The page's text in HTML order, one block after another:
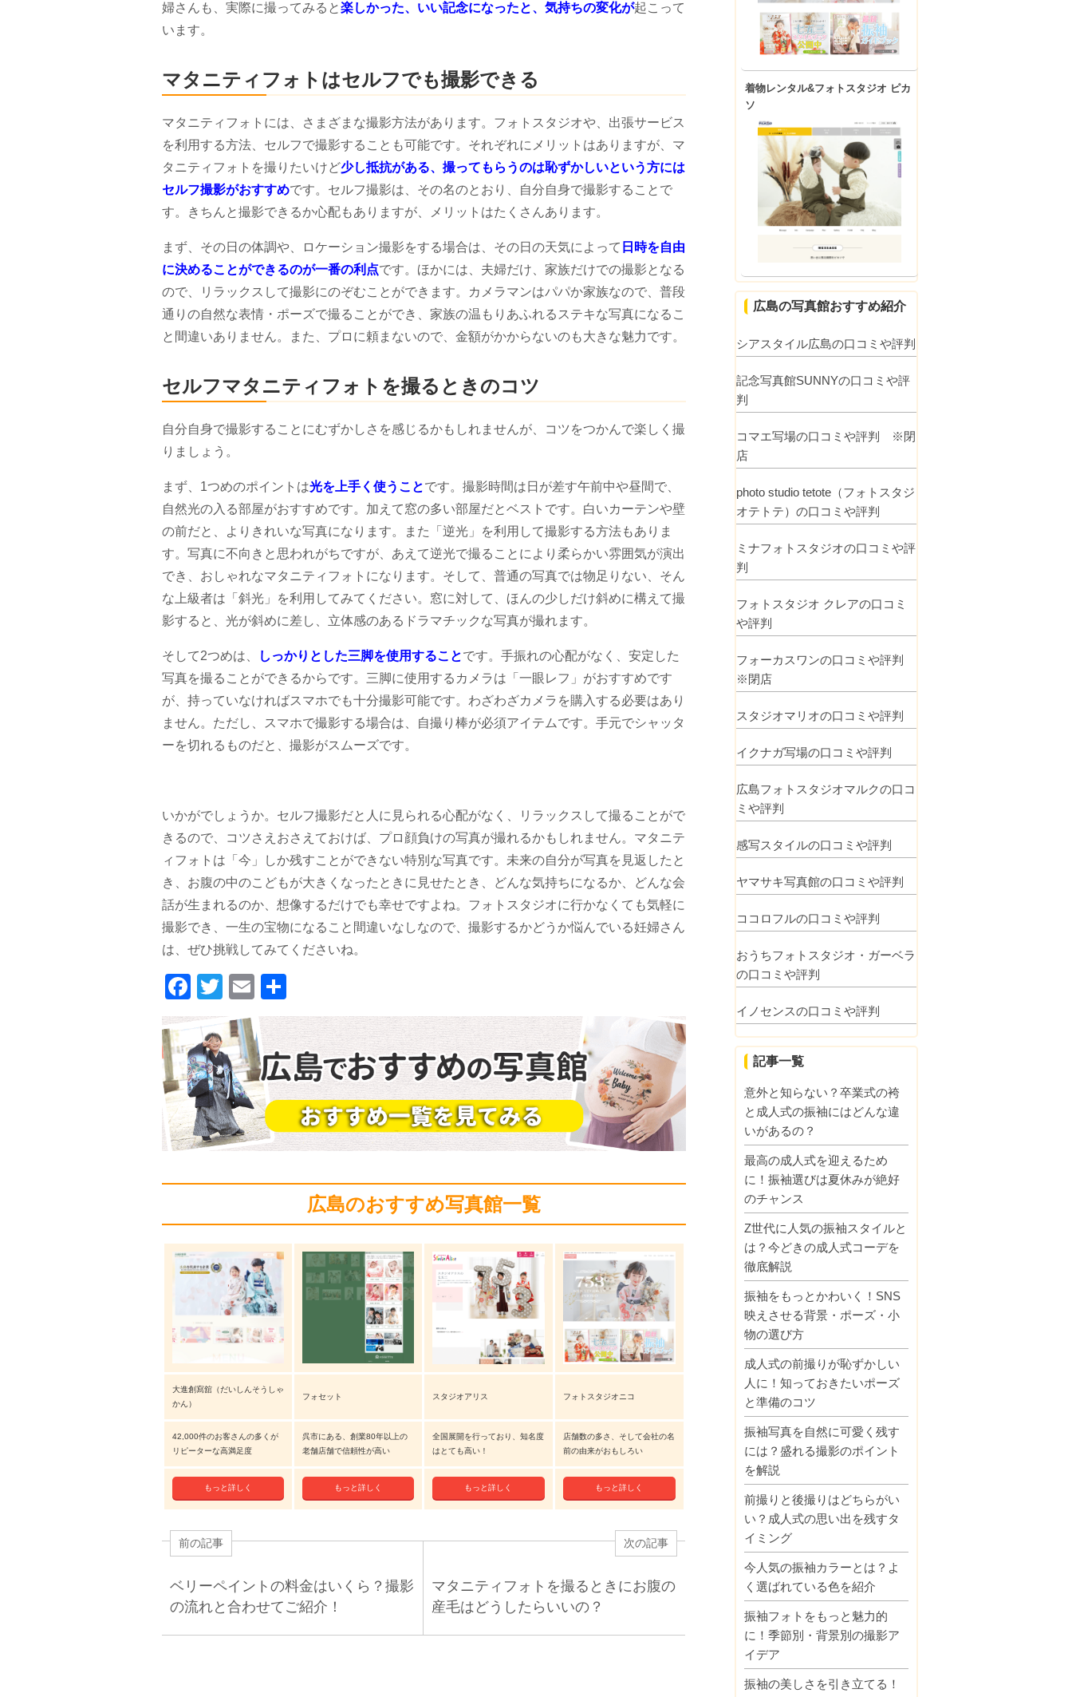
婦さんも、実際に撮ってみると楽しかった、いい記念になったと、気持ちの変化が起こって
います。
マタニティフォトはセルフでも撮影できる
マタニティフォトには、さまざまな撮影方法があります。フォトスタジオや、出張サービス
を利用する方法、セルフで撮影することも可能です。それぞれにメリットはありますが、マ
タニティフォトを撮りたいけど少し抵抗がある、撮ってもらうのは恥ずかしいという方には
セルフ撮影がおすすめです。セルフ撮影は、その名のとおり、自分自身で撮影することで
す。きちんと撮影できるか心配もありますが、メリットはたくさんあります。
まず、その日の体調や、ロケーション撮影をする場合は、その日の天気によって 日時を自由
に決めることができるのが一番の利点です。ほかには、夫婦だけ、家族だけでの撮影となる
ので、リラックスして撮影にのぞむことができます。カメラマンはパパか家族なので、普段
通りの自然な表情・ポーズで撮ることができ、家族の温もりあふれるステキな写真になるこ
と間違いありません。また、プロに頼まないので、金額がかからないのも大きな魅力です。
セルフマタニティフォトを撮るときのコツ
自分自身で撮影することにむずかしさを感じるかもしれませんが、コツをつかんで楽しく撮
りましょう。
まず、1つめのポイントは光を上手く使うことです。撮影時間は日が差す午前中や昼間で、
自然光の入る部屋がおすすめです。加えて窓の多い部屋だとベストです。白いカーテンや壁
の前だと、よりきれいな写真になります。また「逆光」を利用して撮影する方法もありま
す。写真に不向きと思われがちですが、あえて逆光で撮ることにより柔らかい雰囲気が演出
でき、おしゃれなマタニティフォトになります。そして、普通の写真では物足りない、そん
な上級者は「斜光」を利用してみてください。窓に対して、ほんの少しだけ斜めに構えて撮
影すると、光が斜めに差し、立体感のあるドラマチックな写真が撮れます。
そして2つめは、 しっかりとした三脚を使用することです。手振れの心配がなく、安定した
写真を撮ることができるからです。三脚に使用するカメラは「一眼レフ」がおすすめです
が、持っていなければスマホでも十分撮影可能です。わざわざカメラを購入する必要はあり
ません。ただし、スマホで撮影する場合は、自撮り棒が必須アイテムです。手元でシャッタ
ーを切れるものだと、撮影がスムーズです。
いかがでしょうか。セルフ撮影だと人に見られる心配がなく、リラックスして撮ることがで
きるので、コツさえおさえておけば、プロ顔負けの写真が撮れるかもしれません。マタニテ
ィフォトは「今」しか残すことができない特別な写真です。未来の自分が写真を見返したと
き、お腹の中のこどもが大きくなったときに見せたとき、どんな気持ちになるか、どんな会
話が生まれるのか、想像するだけでも幸せですよね。フォトスタジオに行かなくても気軽に
撮影でき、一生の宝物になること間違いなしなので、撮影するかどうか悩んでいる妊婦さん
は、ぜひ挑戦してみてくださいね。
F
a
c
e
b
o
o
T
wi
tt
er
E
m
ail
有
広島のおすすめ写真館一覧
大進創寫舘（だいしんそうしゃ
かん）
フォセット スタジオアリス フォトスタジオニコ
42,000件のお客さんの多くが
リピーターな高満足度
呉市にある、創業80年以上の
老舗店舗で信頼性が高い
全国展開を行っており、知名度
はとても高い！
店舗数の多さ、そして会社の名
前の由来がおもしろい
もっと詳しく もっと詳しく もっと詳しく もっと詳しく
前の記事
ベリーペイントの料金はいくら？撮影
の流れと合わせてご紹介！
次の記事
マタニティフォトを撮るときにお腹の
産毛はどうしたらいいの？
着物レンタル&フォトスタジオ ピカ
ソ
広島の写真館おすすめ紹介
シアスタイル広島の口コミや評判
記念写真館SUNNYの口コミや評
判
コマエ写場の口コミや評判 ※閉
店
photo studio tetote（フォトスタジ
オテトテ）の口コミや評判
ミナフォトスタジオの口コミや評
判
フォトスタジオ クレアの口コミ
や評判
フォーカスワンの口コミや評判
※閉店
スタジオマリオの口コミや評判
イクナガ写場の口コミや評判
広島フォトスタジオマルクの口コ
ミや評判
感写スタイルの口コミや評判
ヤマサキ写真館の口コミや評判
ココロフルの口コミや評判
おうちフォトスタジオ・ガーベラ
の口コミや評判
イノセンスの口コミや評判
記事一覧
意外と知らない？卒業式の袴
と成人式の振袖にはどんな違
いがあるの？
最高の成人式を迎えるため
に！振袖選びは夏休みが絶好
のチャンス
Z世代に人気の振袖スタイルと
は？今どきの成人式コーデを
徹底解説
振袖をもっとかわいく！SNS
映えさせる背景・ポーズ・小
物の選び方
成人式の前撮りが恥ずかしい
人に！知っておきたいポーズ
と準備のコツ
振袖写真を自然に可愛く残す
には？盛れる撮影のポイント
を解説
前撮りと後撮りはどちらがい
い？成人式の思い出を残すタ
イミング
今人気の振袖カラーとは？よ
く選ばれている色を紹介
振袖フォトをもっと魅力的
に！季節別・背景別の撮影ア
イデア
振袖の美しさを引き立てる！